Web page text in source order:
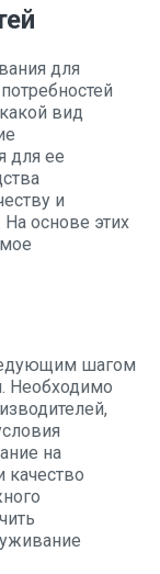
для
вид
для ее
и
основе этих
шагом
Необходимо
на
качество